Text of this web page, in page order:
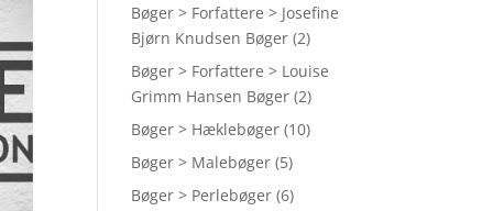
Bøger > Forfattere > Josefine
Bjørn Knudsen Bøger (2)
Bøger > Forfattere > Louise
Grimm Hansen Bøger (2)
Bøger > Hæklebøger (10)
Bøger > Malebøger (5)
Bøger > Perlebøger (6)